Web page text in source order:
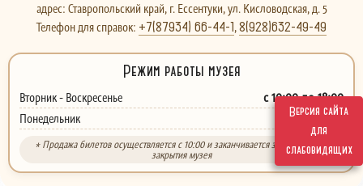
Версия сайта
для
слабовидящих
адрес: Ставропольский край, г. Ессентуки, ул. Кисловодская, д. 5
Телефон для справок: +7(87934) 66-44-1,8(928)632-49-49
Режим работы музея
Вторник - Воскресенье с 10:00 до 18:00
Понедельник выходной
* Продажа билетов осуществляется с 10:00 и заканчивается за 30 минут до
закрытия музея